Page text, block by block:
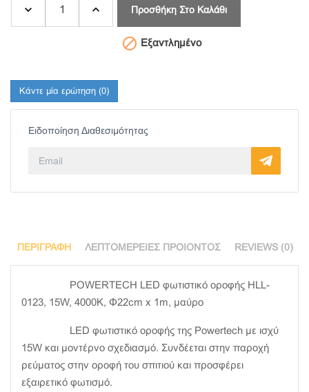
Προσθήκη Στο Καλάθι
 Εξαντλημένο
Κάντε μία ερώτηση (0)
Ειδοποίηση Διαθεσιμότητας
ΠΕΡΙΓΡΑΦΉ ΛΕΠΤΟΜΈΡΕΙΕΣ ΠΡΟΙΌΝΤΟΣ REVIEWS (0)
POWERTECH LED φωτιστικό οροφής HLL-
0123, 15W, 4000K, Φ22cm x 1m, μαύρο
LED φωτιστικό οροφής της Powertech με ισχύ
15W και μοντέρνο σχεδιασμό. Συνδέεται στην παροχή
ρεύματος στην οροφή του σπιτιού και προσφέρει
εξαιρετικό φωτισμό.